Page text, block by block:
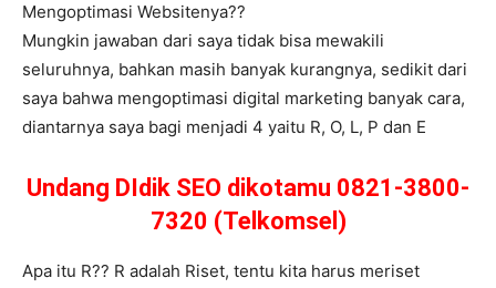
Mengoptimasi Websitenya??
Mungkin jawaban dari saya tidak bisa mewakili
seluruhnya, bahkan masih banyak kurangnya, sedikit dari
saya bahwa mengoptimasi digital marketing banyak cara,
diantarnya saya bagi menjadi 4 yaitu R, O, L, P dan E
Undang DIdik SEO dikotamu 0821-3800-
7320 (Telkomsel)
Apa itu R?? R adalah Riset, tentu kita harus meriset